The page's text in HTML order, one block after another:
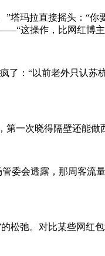
塔玛拉直接摇头：“
这操作，比网红博
：“以前老外只认苏
一次晓得隔壁还能
委会透露，那周客
松弛。对比某些网